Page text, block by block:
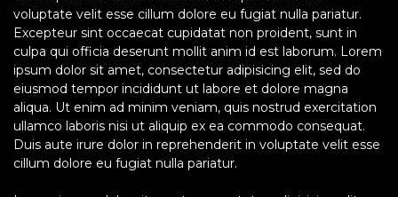
voluptate velit esse cillum dolore eu fugiat nulla pariatur.
Excepteur sint occaecat cupidatat non proident, sunt in
culpa qui officia deserunt mollit anim id est laborum. Lorem
ipsum dolor sit amet, consectetur adipisicing elit, sed do
eiusmod tempor incididunt ut labore et dolore magna
aliqua. Ut enim ad minim veniam, quis nostrud exercitation
ullamco laboris nisi ut aliquip ex ea commodo consequat.
Duis aute irure dolor in reprehenderit in voluptate velit esse
cillum dolore eu fugiat nulla pariatur.